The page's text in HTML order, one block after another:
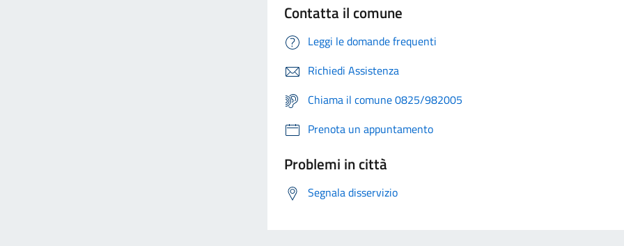
Contatta il comune
Leggi le domande frequenti
Richiedi Assistenza
Chiama il comune 0825/982005
Prenota un appuntamento
Problemi in città
Segnala disservizio